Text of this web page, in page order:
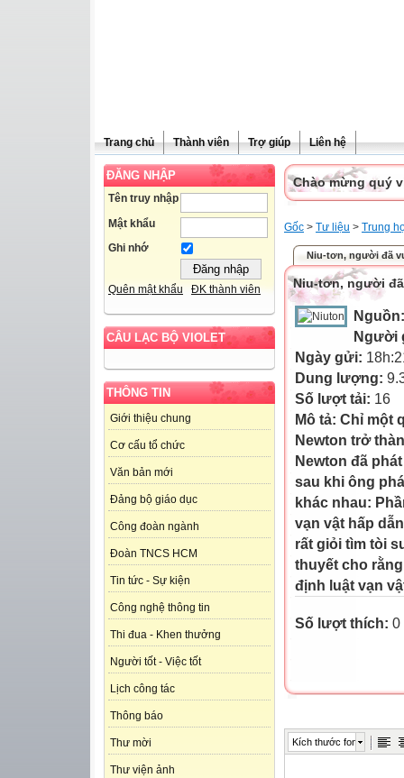
Trang chủ Thành viên Trợ giúp Liên hệ
ĐĂNG NHẬP
Tên truy nhập
Mật khẩu
Ghi nhớ
Quên mật khẩu ĐK thành viên
CÂU LẠC BỘ VIOLET
THÔNG TIN
Giới thiệu chung
Cơ cấu tổ chức
Văn bản mới
Đảng bộ giáo dục
Công đoàn ngành
Đoàn TNCS HCM
Tin tức - Sự kiện
Công nghệ thông tin
Thi đua - Khen thưởng
Người tốt - Việc tốt
Lịch công tác
Thông báo
Thư mời
Thư viện ảnh
Chào mừng quý
Gốc > Tư liệu > Trung
Niu-tơn, người đã
Niu-tơn, người
Nguồn:
Người
Ngày gửi:
Dung lượng:
Số lượt tải: 16
Mô tả: Chỉ một
Newton trở
Newton đã
sau khi ông
khác nhau:
vạn vật hấp
rất giỏi tìm tòi
thuyết cho
định luật vạn
Số lượt thích: 0
Kích thước font